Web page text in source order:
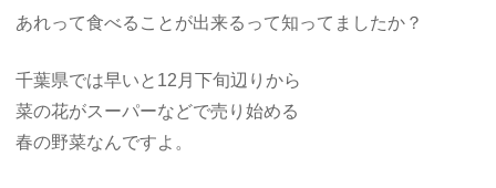
あれって食べることが出来るって知ってましたか？
千葉県では早いと12月下旬辺りから
菜の花がスーパーなどで売り始める
春の野菜なんですよ。